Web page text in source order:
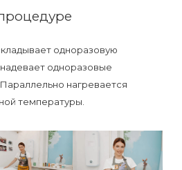
одноразовую
одноразовые
нагревается
температуры.